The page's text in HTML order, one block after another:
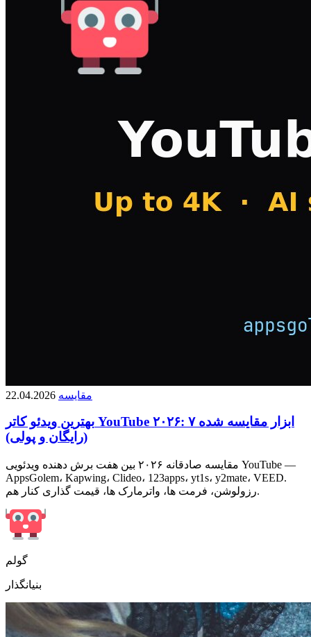
22.04.2026 مقایسه
بهترین ویدئو کاتر YouTube ۲۰۲۶: ۷ ابزار مقایسه شده
(رایگان و پولی)
مقایسه صادقانه ۲۰۲۶ بین هفت برش دهنده ویدئویی YouTube —
AppsGolem، Kapwing، Clideo، 123apps، yt1s، y2mate، VEED.
رزولوشن، فرمت ها، واترمارک ها، قیمت گذاری کنار هم.
گولم
بنیانگذار